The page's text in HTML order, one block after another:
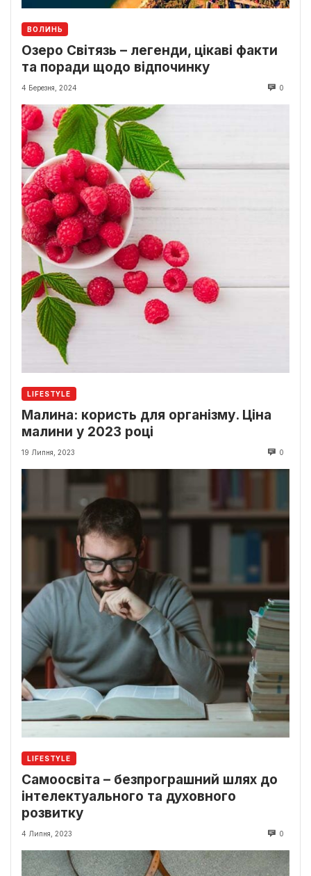
ВОЛИНЬ
Озеро Світязь – легенди, цікаві факти
та поради щодо відпочинку
4 Березня, 2024 0
LIFESTYLE
Малина: користь для організму. Ціна
малини у 2023 році
19 Липня, 2023 0
LIFESTYLE
Самоосвіта – безпрограшний шлях до
інтелектуального та духовного
розвитку
4 Липня, 2023 0